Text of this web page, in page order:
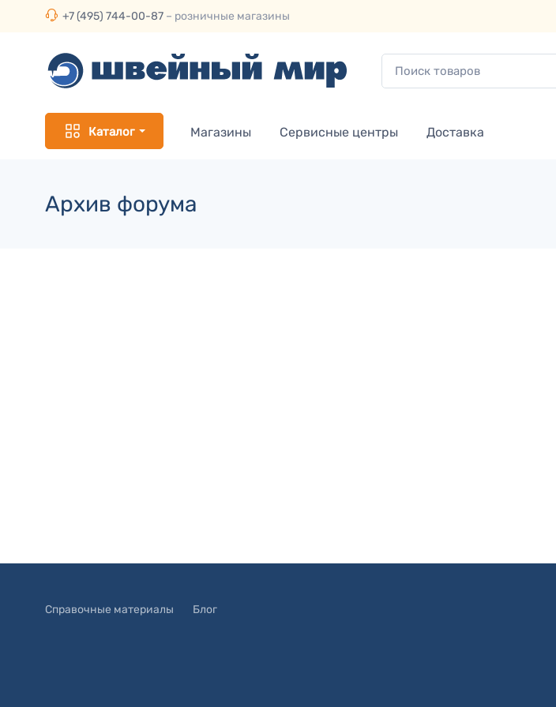
+7 (495) 744-00-87 – розничные магазины
Каталог Магазины Сервисные центры Доставка
Архив форума
Справочные материалы Блог